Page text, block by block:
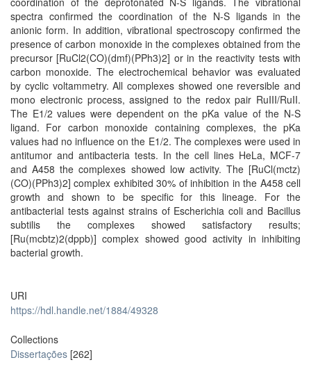
spectra confirmed the coordination of the N-S ligands in the
anionic form. In addition, vibrational spectroscopy confirmed the
presence of carbon monoxide in the complexes obtained from the
precursor [RuCl2(CO)(dmf)(PPh3)2] or in the reactivity tests with
carbon monoxide. The electrochemical behavior was evaluated
by cyclic voltammetry. All complexes showed one reversible and
mono electronic process, assigned to the redox pair RuIII/RuII.
The E1/2 values were dependent on the pKa value of the N-S
ligand. For carbon monoxide containing complexes, the pKa
values had no influence on the E1/2. The complexes were used in
antitumor and antibacteria tests. In the cell lines HeLa, MCF-7
and A458 the complexes showed low activity. The [RuCl(mctz)
(CO)(PPh3)2] complex exhibited 30% of inhibition in the A458 cell
growth and shown to be specific for this lineage. For the
antibacterial tests against strains of Escherichia coli and Bacillus
subtilis the complexes showed satisfactory results;
[Ru(mcbtz)2(dppb)] complex showed good activity in inhibiting
bacterial growth.
URI
https://hdl.handle.net/1884/49328
Collections
Dissertações [262]